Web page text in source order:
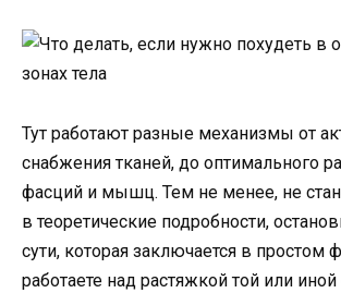
Тут работают разные механизмы от
снабжения тканей, до оптимального
фасций и мышц. Тем не менее, не
в теоретические подробности,
сути, которая заключается в простом
работаете над растяжкой той или иной